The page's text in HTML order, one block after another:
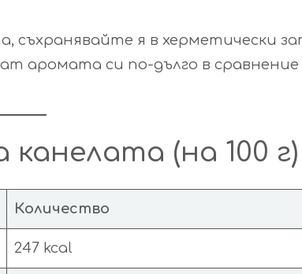
я в херметически
аромата си по-дълго в
(на 100 г)
Количество
247 kcal